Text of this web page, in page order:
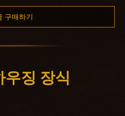
구매하기
징 장식